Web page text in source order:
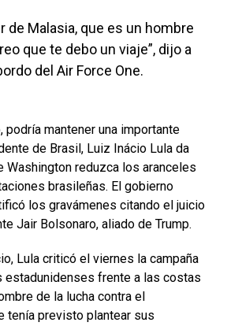
de Malasia, que es un hombre
que te debo un viaje”, dijo a
del Air Force One.
podría mantener una importante
de Brasil, Luiz Inácio Lula da
Washington reduzca los aranceles
brasileñas. El gobierno
los gravámenes citando el juicio
Jair Bolsonaro, aliado de Trump.
Lula criticó el viernes la campaña
estadunidenses frente a las costas
de la lucha contra el
tenía previsto plantear sus